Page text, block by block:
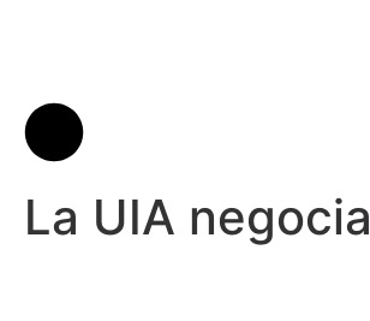
La UIA